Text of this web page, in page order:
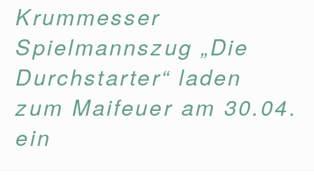
Krummesser
Spielmannszug „Die
Durchstarter“ laden
zum Maifeuer am 30.04.
ein